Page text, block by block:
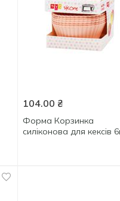
104.00 ₴
Форма Корзинка
силіконова для кексів